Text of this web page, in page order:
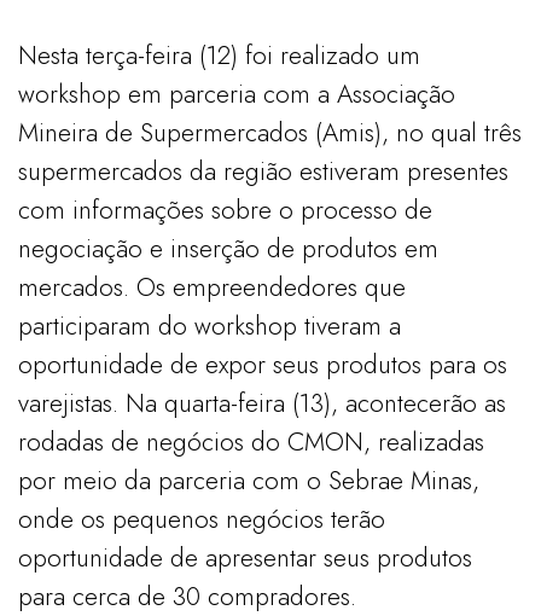
Nesta terça-feira (12) foi realizado um
workshop em parceria com a Associação
Mineira de Supermercados (Amis), no qual três
supermercados da região estiveram presentes
com informações sobre o processo de
negociação e inserção de produtos em
mercados. Os empreendedores que
participaram do workshop tiveram a
oportunidade de expor seus produtos para os
varejistas. Na quarta-feira (13), acontecerão as
rodadas de negócios do CMON, realizadas
por meio da parceria com o Sebrae Minas,
onde os pequenos negócios terão
oportunidade de apresentar seus produtos
para cerca de 30 compradores.